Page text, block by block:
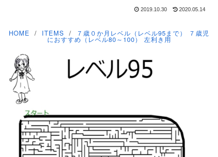
2019.10.30 2020.05.14
HOME ITEMS ７歳０か月レベル（レベル95まで） ７歳児
におすすめ（レベル80～100） 左利き用